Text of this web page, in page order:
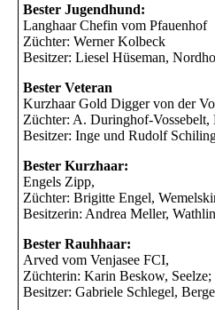
Bester Jugendhund:
Langhaar Chefin vom Pfauenhof
Züchter: Werner Kolbeck
Besitzer: Liesel Hüseman,
Bester Veteran
Kurzhaar Gold Digger von der
Züchter: A. Duringhof-
Besitzer: Inge und Rudolf
Bester Kurzhaar:
Engels Zipp,
Züchter: Brigitte Engel,
Besitzerin: Andrea Meller,
Bester Rauhhaar:
Arved vom Venjasee FCI,
Züchterin: Karin Beskow, Seelze;
Besitzer: Gabriele Schlegel,